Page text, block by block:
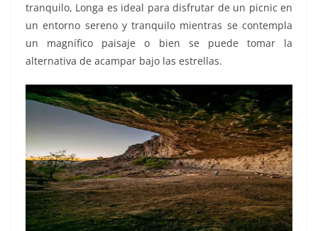
tranquilo, Longa es ideal para disfrutar de un picnic en
un entorno sereno y tranquilo mientras se contempla
un magnífico paisaje o bien se puede tomar la
alternativa de acampar bajo las estrellas.